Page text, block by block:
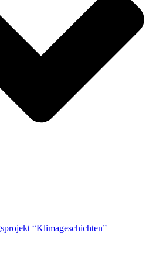
“Klimageschichten”